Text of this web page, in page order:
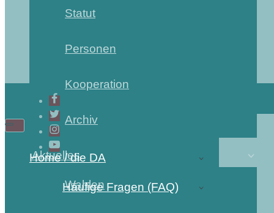
Statut
Personen
Kooperation
Archiv
Aktuelles
Wahlen
Home / die DA
Häufige Fragen (FAQ)